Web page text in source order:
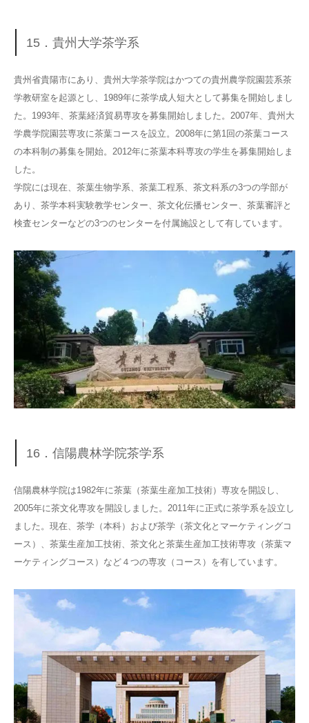
15．貴州大学茶学系
貴州省貴陽市にあり、貴州大学茶学院はかつての貴州農学院園芸系茶
学教研室を起源とし、1989年に茶学成人短大として募集を開始しまし
た。1993年、茶葉経済貿易専攻を募集開始しました。2007年、貴州大
学農学院園芸専攻に茶葉コースを設立。2008年に第1回の茶葉コース
の本科制の募集を開始。2012年に茶葉本科専攻の学生を募集開始しま
した。
学院には現在、茶葉生物学系、茶葉工程系、茶文科系の3つの学部が
あり、茶学本科実験教学センター、茶文化伝播センター、茶葉審評と
検査センターなどの3つのセンターを付属施設として有しています。
16．信陽農林学院茶学系
信陽農林学院は1982年に茶葉（茶葉生産加工技術）専攻を開設し、
2005年に茶文化専攻を開設しました。2011年に正式に茶学系を設立し
ました。現在、茶学（本科）および茶学（茶文化とマーケティングコ
ース）、茶葉生産加工技術、茶文化と茶葉生産加工技術専攻（茶葉マ
ーケティングコース）など４つの専攻（コース）を有しています。